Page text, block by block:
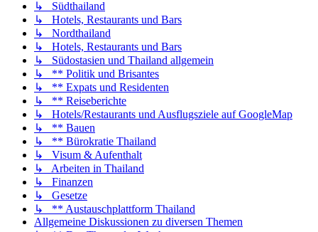
↳ Südthailand
↳ Hotels, Restaurants und Bars
↳ Nordthailand
↳ Hotels, Restaurants und Bars
↳ Südostasien und Thailand allgemein
↳ ** Politik und Brisantes
↳ ** Expats und Residenten
↳ ** Reiseberichte
↳ Hotels/Restaurants und Ausflugsziele auf GoogleMap
↳ ** Bauen
↳ ** Bürokratie Thailand
↳ Visum & Aufenthalt
↳ Arbeiten in Thailand
↳ Finanzen
↳ Gesetze
↳ ** Austauschplattform Thailand
Allgemeine Diskussionen zu diversen Themen